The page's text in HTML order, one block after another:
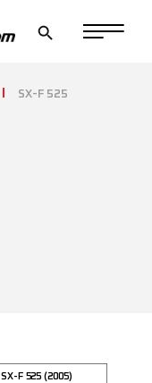
SX-F 525
SX-F 525 (2005)